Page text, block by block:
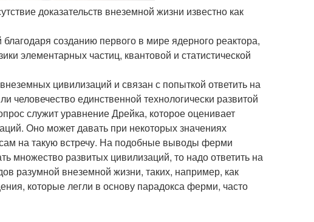
доказательств внеземной жизни известно как
созданию первого в мире ядерного реактора,
элементарных частиц, квантовой и статистической
цивилизаций и связан с попыткой ответить на
единственной технологически развитой
служит уравнение Дрейка, которое оценивает
Оно может давать при некоторых значениях
на такую встречу. На подобные выводы ферми
множество развитых цивилизаций, то надо ответить на
разумной внеземной жизни, таких, например, как
которые легли в основу парадокса ферми, часто